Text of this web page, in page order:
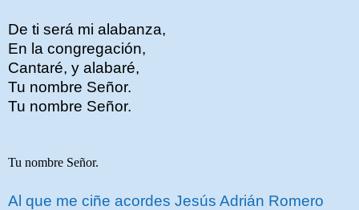
De ti será mi alabanza,
En la congregación,
Cantaré, y alabaré,
Tu nombre Señor.
Tu nombre Señor.
Tu nombre Señor.
Al que me ciñe acordes Jesús Adrián Romero